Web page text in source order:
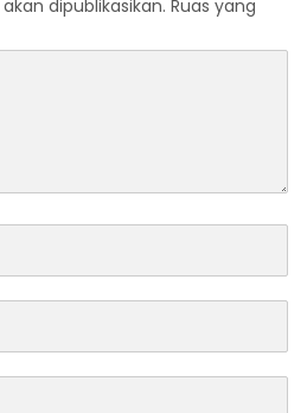
dipublikasikan. Ruas yang